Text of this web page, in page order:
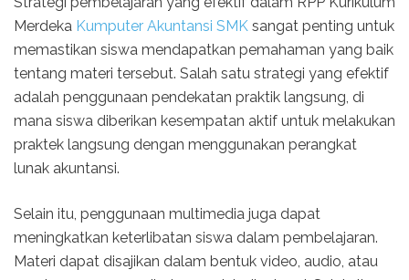
Merdeka Kumputer Akuntansi SMK sangat penting untuk
memastikan siswa mendapatkan pemahaman yang baik
tentang materi tersebut. Salah satu strategi yang efektif
adalah penggunaan pendekatan praktik langsung, di
mana siswa diberikan kesempatan aktif untuk melakukan
praktek langsung dengan menggunakan perangkat
lunak akuntansi.
Selain itu, penggunaan multimedia juga dapat
meningkatkan keterlibatan siswa dalam pembelajaran.
Materi dapat disajikan dalam bentuk video, audio, atau